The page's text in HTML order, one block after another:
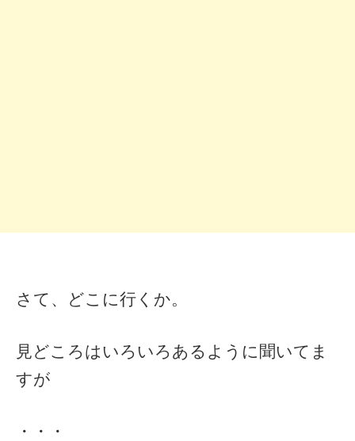
さて、どこに行くか。
見どころはいろいろあるように聞いてま
すが
・・・